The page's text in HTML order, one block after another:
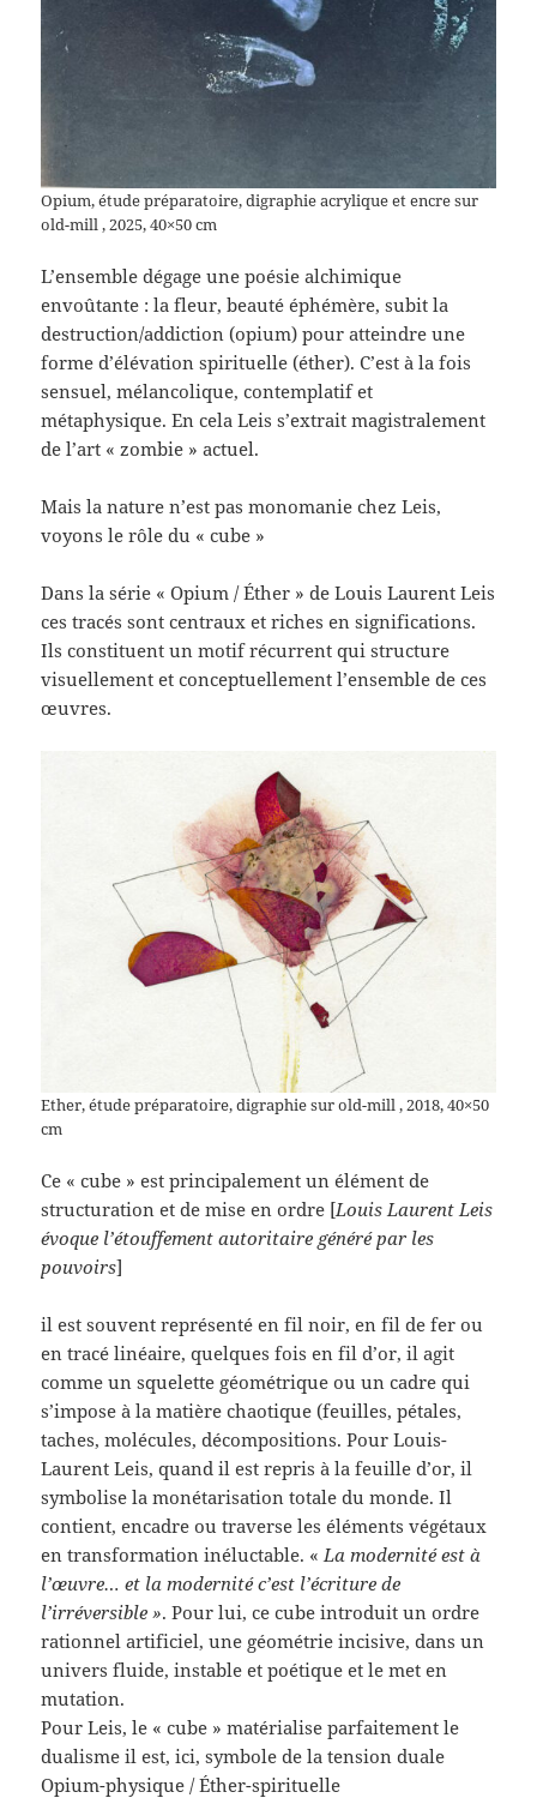
Opium, étude préparatoire, digraphie acrylique et encre sur
old-mill , 2025, 40×50 cm
L’ensemble dégage une poésie alchimique
envoûtante : la fleur, beauté éphémère, subit la
destruction/addiction (opium) pour atteindre une
forme d’élévation spirituelle (éther). C’est à la fois
sensuel, mélancolique, contemplatif et
métaphysique. En cela Leis s’extrait magistralement
de l’art « zombie » actuel.
Mais la nature n’est pas monomanie chez Leis,
voyons le rôle du « cube »
Dans la série « Opium / Éther » de Louis Laurent Leis
ces tracés sont centraux et riches en significations.
Ils constituent un motif récurrent qui structure
visuellement et conceptuellement l’ensemble de ces
œuvres.
Ether, étude préparatoire, digraphie sur old-mill , 2018, 40×50
cm
Ce « cube » est principalement un élément de
structuration et de mise en ordre [Louis Laurent Leis
évoque l’étouffement autoritaire généré par les
pouvoirs]
il est souvent représenté en fil noir, en fil de fer ou
en tracé linéaire, quelques fois en fil d’or, il agit
comme un squelette géométrique ou un cadre qui
s’impose à la matière chaotique (feuilles, pétales,
taches, molécules, décompositions. Pour Louis-
Laurent Leis, quand il est repris à la feuille d’or, il
symbolise la monétarisation totale du monde. Il
contient, encadre ou traverse les éléments végétaux
en transformation inéluctable. « La modernité est à
l’œuvre… et la modernité c’est l’écriture de
l’irréversible ». Pour lui, ce cube introduit un ordre
rationnel artificiel, une géométrie incisive, dans un
univers fluide, instable et poétique et le met en
mutation.
Pour Leis, le « cube » matérialise parfaitement le
dualisme il est, ici, symbole de la tension duale
Opium-physique / Éther-spirituelle